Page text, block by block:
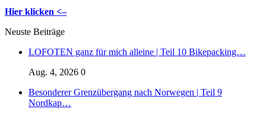
Hier klicken <–
Neuste Beiträge
LOFOTEN ganz für mich alleine | Teil 10 Bikepacking…
Aug. 4, 2026 0
Besonderer Grenzübergang nach Norwegen | Teil 9
Nordkap…